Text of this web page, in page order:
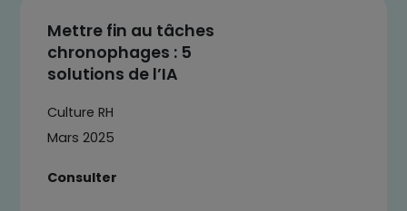
Mettre fin au tâches
chronophages : 5
solutions de l’IA
Culture RH
Mars 2025
Consulter